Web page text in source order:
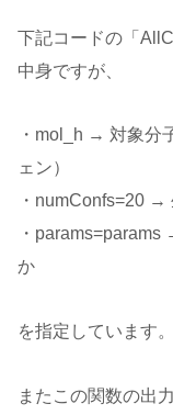
下記コードの「
中身ですが、
・mol_h → 対象分
ェン）
・numConfs=20 →
・
か
を指定しています。
またこの関数の出